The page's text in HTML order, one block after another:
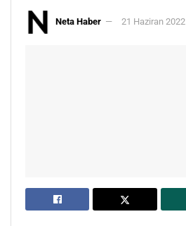
Neta Haber 21 Haziran 2022